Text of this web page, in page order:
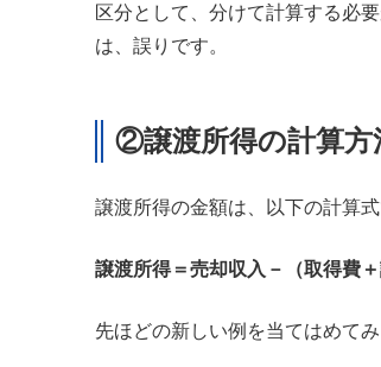
区分として、分けて計算する必
は、誤りです。
②譲渡所得の計算方
譲渡所得の金額は、以下の計算式
譲渡所得＝売却収入－（取得費
先ほどの新しい例を当てはめてみ